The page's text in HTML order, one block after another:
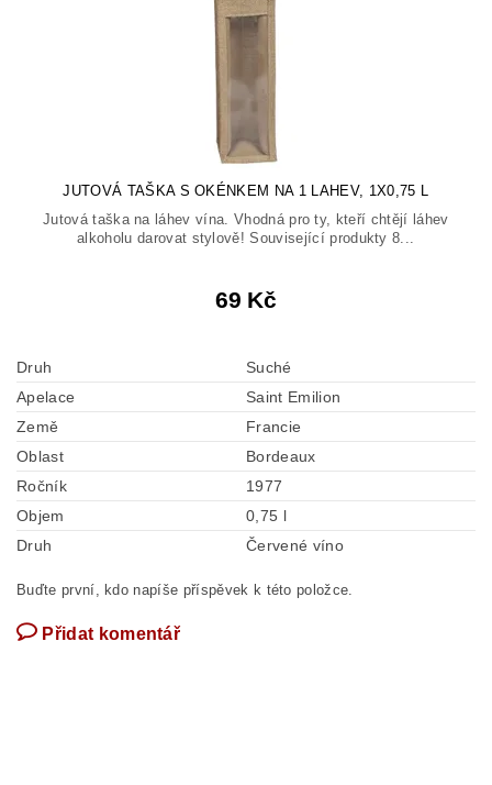
JUTOVÁ TAŠKA S OKÉNKEM NA 1 LAHEV, 1X0,75 L
Jutová taška na láhev vína. Vhodná pro ty, kteří chtějí láhev
alkoholu darovat stylově! Související produkty 8...
69 Kč
Druh
Suché
Apelace
Saint Emilion
Země
Francie
Oblast
Bordeaux
Ročník
1977
Objem
0,75 l
Druh
Červené víno
Buďte první, kdo napíše příspěvek k této položce.
Přidat komentář